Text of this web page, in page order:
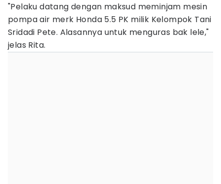
"Pelaku datang dengan maksud meminjam mesin
pompa air merk Honda 5.5 PK milik Kelompok Tani
Sridadi Pete. Alasannya untuk menguras bak lele,"
jelas Rita.